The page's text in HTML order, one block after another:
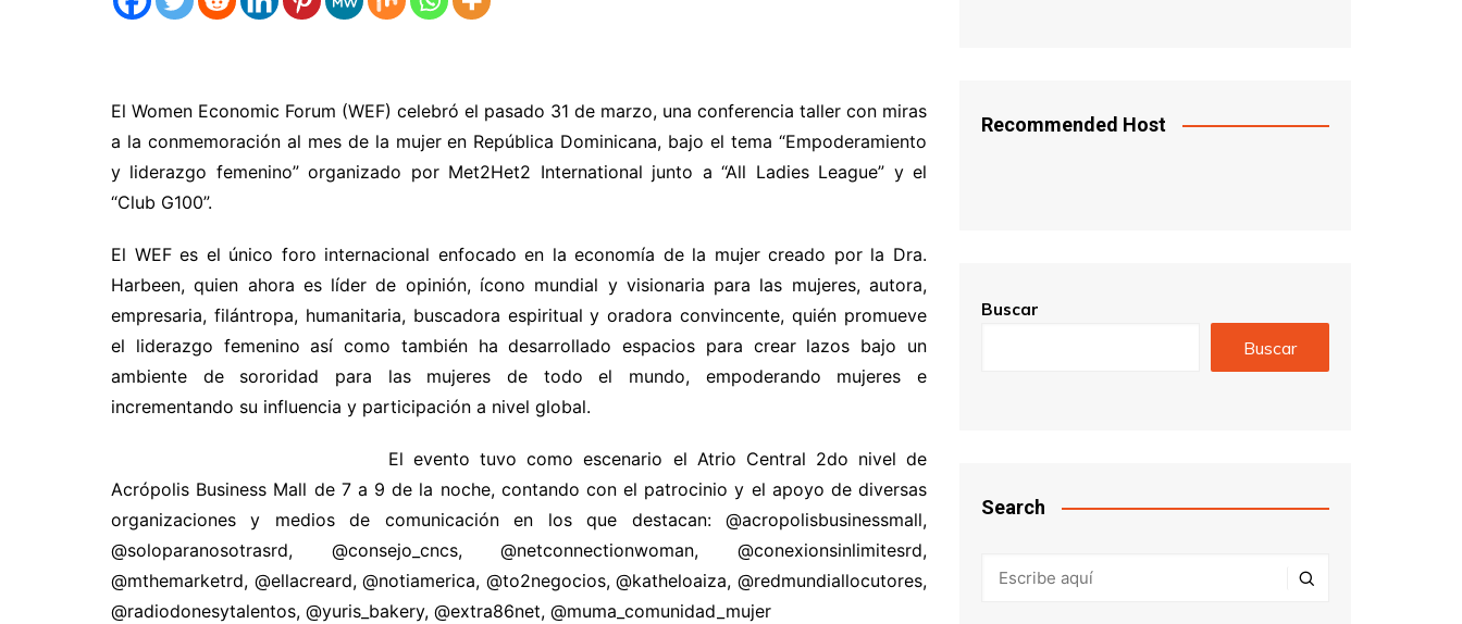
El Women Economic Forum (WEF) celebró el pasado 31 de marzo, una conferencia taller con miras
a la conmemoración al mes de la mujer en República Dominicana, bajo el tema “Empoderamiento
y liderazgo femenino” organizado por Met2Het2 International junto a “All Ladies League” y el
“Club G100”.
El WEF es el único foro internacional enfocado en la economía de la mujer creado por la Dra.
Harbeen, quien ahora es líder de opinión, ícono mundial y visionaria para las mujeres, autora,
empresaria, filántropa, humanitaria, buscadora espiritual y oradora convincente, quién promueve
el liderazgo femenino así como también ha desarrollado espacios para crear lazos bajo un
ambiente de sororidad para las mujeres de todo el mundo, empoderando mujeres e
incrementando su influencia y participación a nivel global.
El evento tuvo como escenario el Atrio Central 2do nivel de
Acrópolis Business Mall de 7 a 9 de la noche, contando con el patrocinio y el apoyo de diversas
organizaciones y medios de comunicación en los que destacan: @acropolisbusinessmall,
@soloparanosotrasrd, @consejo_cncs, @netconnectionwoman, @conexionsinlimitesrd,
@mthemarketrd, @ellacreard, @notiamerica, @to2negocios, @katheloaiza, @redmundiallocutores,
@radiodonesytalentos, @yuris_bakery, @extra86net, @muma_comunidad_mujer
Recommended Host
Buscar
Buscar
Search